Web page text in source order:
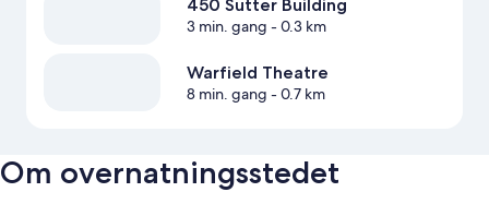
450 Sutter Building
3 min. gang - 0.3 km
Warfield Theatre
8 min. gang - 0.7 km
Om overnatningsstedet